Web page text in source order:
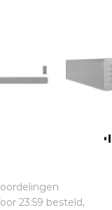
23:59 besteld,